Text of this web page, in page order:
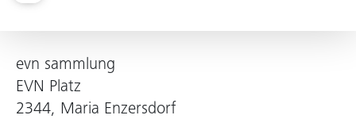
evn sammlung
EVN Platz
2344, Maria Enzersdorf